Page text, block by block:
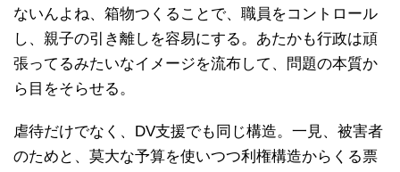
ないんよね、箱物つくることで、職員をコントロール
し、親子の引き離しを容易にする。あたかも行政は頑
張ってるみたいなイメージを流布して、問題の本質か
ら目をそらせる。
虐待だけでなく、DV支援でも同じ構造。一見、被害者
のためと、莫大な予算を使いつつ利権構造からくる票